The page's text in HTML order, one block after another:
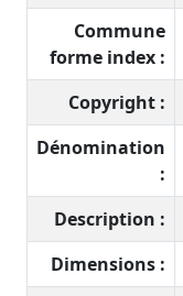
Commune
forme index :
Copyright :
Dénomination
:
Description :
Dimensions :